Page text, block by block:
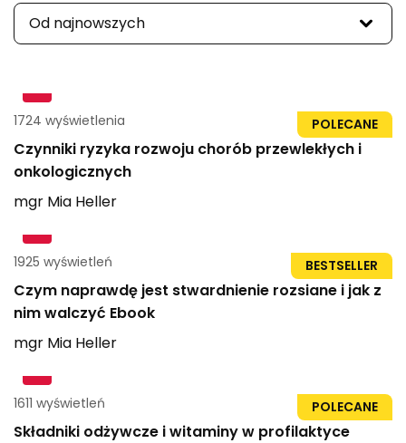
Od najnowszych
POLECANE
1724 wyświetlenia 96str
Czynniki ryzyka rozwoju chorób przewlekłych i
onkologicznych
mgr Mia Heller
BESTSELLER
1925 wyświetleń 21str
Czym naprawdę jest stwardnienie rozsiane i jak z
nim walczyć Ebook
mgr Mia Heller
POLECANE
1611 wyświetleń 21str
Składniki odżywcze i witaminy w profilaktyce